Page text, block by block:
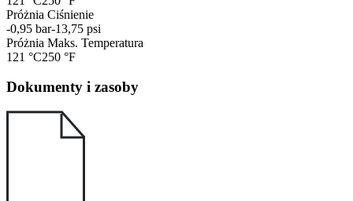
Próżnia Ciśnienie
-0,95 bar-13,75 psi
Próżnia Maks. Temperatura
121 °C250 °F
Dokumenty i zasoby